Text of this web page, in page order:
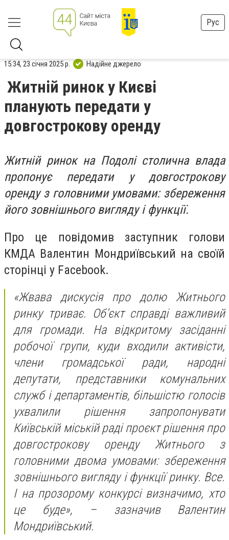
Рус
15:34, 23 січня 2025 р. Надійне джерело
Житній ринок у Києві
планують передати у
довгострокову оренду
Житній ринок на Подолі столична влада
пропонує передати у довгострокову
оренду з головними умовами: збереження
його зовнішнього вигляду і функції.
Про це повідомив заступник голови
КМДА Валентин Мондриївський на своїй
сторінці у Facebook.
«Жвава дискусія про долю Житнього
ринку триває. Обʼєкт справді важливий
для громади. На відкритому засіданні
робочої групи, куди входили активісти,
члени громадської ради, народні
депутати, представники комунальних
служб і департаментів, більшістю голосів
ухвалили рішення запропонувати
Київській міській раді проєкт рішення про
довгострокову оренду Житнього з
головними двома умовами: збереження
зовнішнього вигляду і функції ринку. Все.
І на прозорому конкурсі визначимо, хто
це буде», – зазначив Валентин
Мондриївський.